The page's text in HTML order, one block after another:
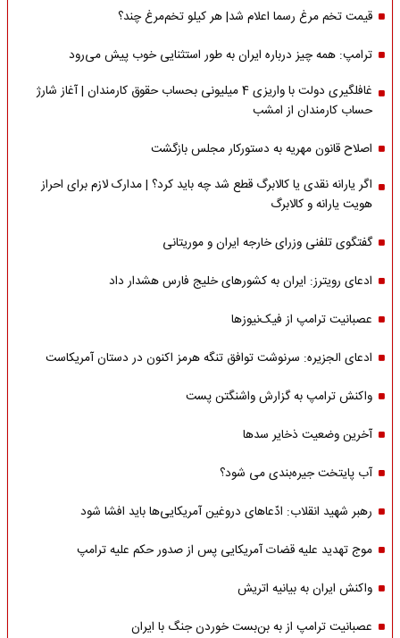
قیمت تخم مرغ رسما اعلام شد| هر کیلو تخم‌مرغ چند؟
ترامپ: همه چیز درباره ایران به طور استثنایی خوب پیش می‌رود
غافلگیری دولت با واریزی 4 میلیونی بحساب حقوق کارمندان | آغاز شارژ
حساب کارمندان از امشب
اصلاح قانون مهریه به دستورکار مجلس بازگشت
اگر یارانه نقدی یا کالابرگ قطع شد چه باید کرد؟ | مدارک لازم برای احراز
هویت یارانه و کالابرگ
گفتگوی تلفنی وزرای خارجه ایران و موریتانی
ادعای رویترز: ایران به کشورهای خلیج فارس هشدار داد
عصبانیت ترامپ از فیک‌نیوزها
ادعای الجزیره: سرنوشت توافق تنگه هرمز اکنون در دستان آمریکاست
واکنش ترامپ به گزارش واشنگتن پست
آخرین وضعیت ذخایر سدها
آب پایتخت جیره‌بندی می شود؟
رهبر شهید انقلاب: ادّعاهای دروغین آمریکایی‌ها باید افشا شود
موج تهدید علیه قضات آمریکایی پس از صدور حکم علیه ترامپ
واکنش ایران به بیانیه اتریش
عصبانیت ترامپ از به بن‌بست خوردن جنگ با ایران